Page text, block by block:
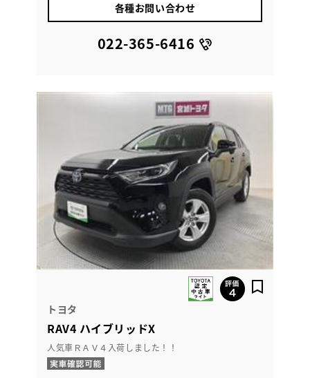
各種お問い合わせ
022-365-6416
トヨタ
RAV4 ハイブリッドX
人気車ＲＡＶ４入荷しました！！